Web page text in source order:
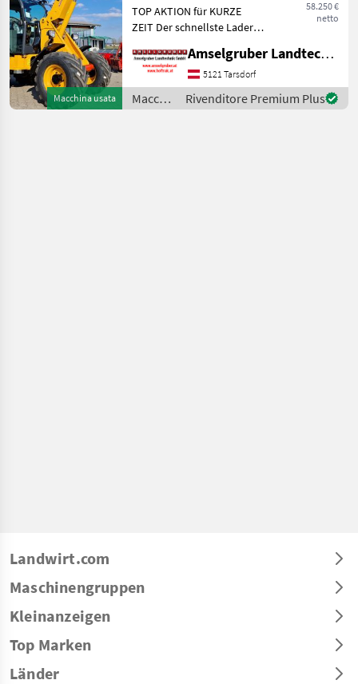
Macchina usata
58.250 €
netto
TOP AKTION für KURZE
ZEIT Der schnellste Lader
LAGERND und Sofort
VERFÜGBAR BESTE Preis-
Leistung auf höchsten
Baumaschinenniveau auf
Amselgruber Landtechnik GmbH
5121 Tarsdorf
Macchine
edili /
Rivenditore Premium Plus
Landwirt.com
Maschinengruppen
Kleinanzeigen
Top Marken
Länder